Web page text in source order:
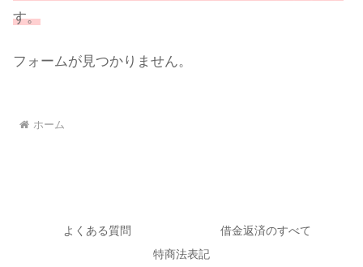
す。
フォームが見つかりません。
ホーム
よくある質問
借金返済のすべて
特商法表記